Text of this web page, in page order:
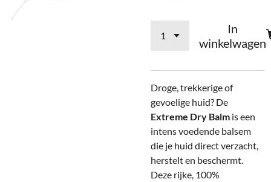
In
winkelwagen
Droge, trekkerige of
gevoelige huid? De
Extreme Dry Balm is een
intens voedende balsem
die je huid direct verzacht,
herstelt en beschermt.
Deze rijke, 100%